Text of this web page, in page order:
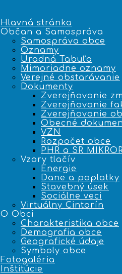
Hlavná stránka
Občan a Samospráva
Samospráva obce
Oznamy
Úradná Tabuľa
Mimoriadne oznamy
Verejné obstarávanie
Dokumenty
Zverejňovanie
Zverejňovanie
Zverejňovanie
Obecné
VZN
Rozpočet obce
PHR a SR
Vzory tlačív
Energie
Dane a poplatky
Stavebný úsek
Sociálne veci
Virtuálny Cintorín
O Obci
Charakteristika obce
Demografia obce
Geografické údaje
Symboly obce
Fotogaléria
Inštitúcie